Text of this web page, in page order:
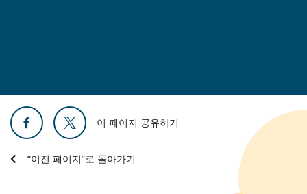
이 페이지 공유하기
“이전 페이지”로 돌아가기